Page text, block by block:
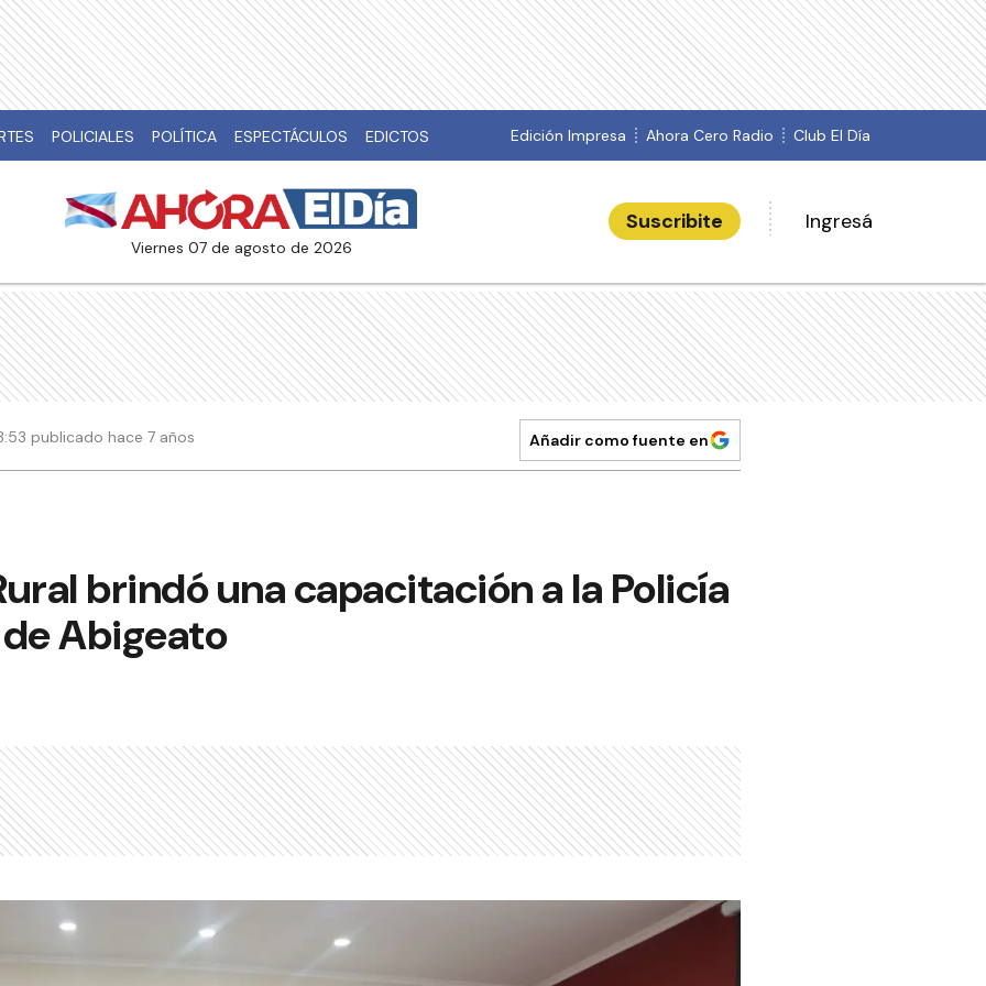
POLICIALES POLÍTICA ESPECTÁCULOS EDICTOS Edición Impresa Ahora Cero Radio Club El Día
viernes 07 de agosto de 2026
Suscribite Ingresá
publicado hace 7 años Añadir como fuente en
brindó una capacitación a la Policía
Abigeato